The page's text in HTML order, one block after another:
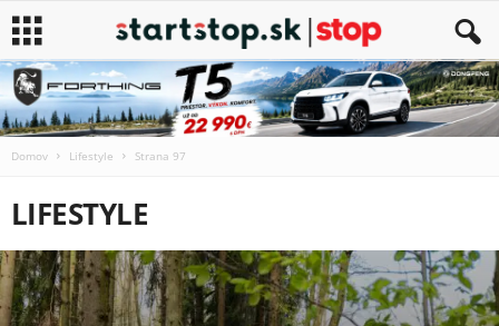
Domov Lifestyle Strana 97
LIFESTYLE